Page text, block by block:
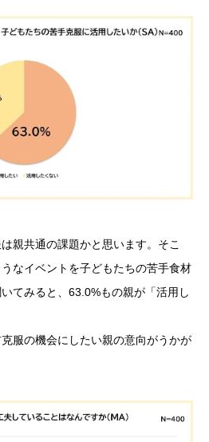
親共通の課題かと思います。そこ
なイベントを子どもたちの苦手食材
てみると、63.0%もの親が「活用し
服の機会にしたい親の意向がうかが